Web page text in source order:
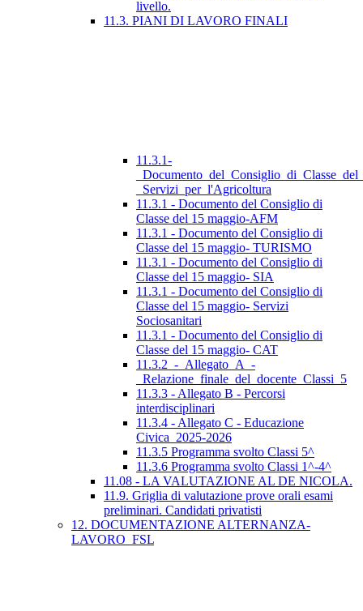
livello.
11.3. PIANI DI LAVORO FINALI
11.3.1-
_Servizi_per_l'Agricoltura
11.3.1 - Documento del Consiglio di
Classe del 15 maggio-AFM
11.3.1 - Documento del Consiglio di
Classe del 15 maggio- TURISMO
11.3.1 - Documento del Consiglio di
Classe del 15 maggio- SIA
11.3.1 - Documento del Consiglio di
Classe del 15 maggio- Servizi
Sociosanitari
11.3.1 - Documento del Consiglio di
Classe del 15 maggio- CAT
11.3.2_-_Allegato_A_-
_Relazione_finale_del_docente_Classi_5
11.3.3 - Allegato B - Percorsi
interdisciplinari
11.3.4 - Allegato C - Educazione
Civica_2025-2026
11.3.5 Programma svolto Classi 5^
11.3.6 Programma svolto Classi 1^-4^
11.08 - LA VALUTAZIONE AL DE NICOLA.
11.9. Griglia di valutazione prove orali esami
preliminari. Candidati privatisti
12. DOCUMENTAZIONE ALTERNANZA-
LAVORO_FSL